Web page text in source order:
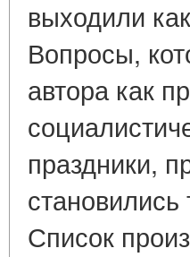
выходили
Вопросы,
автора как
праздники,
Список